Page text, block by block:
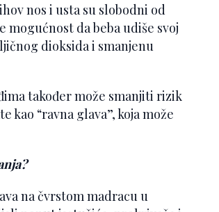
nos i usta su slobodni od
mogućnost da beba udiše svoj
dioksida i smanjenu
također može smanjiti rizik
“ravna glava”, koja može
na čvrstom madracu u